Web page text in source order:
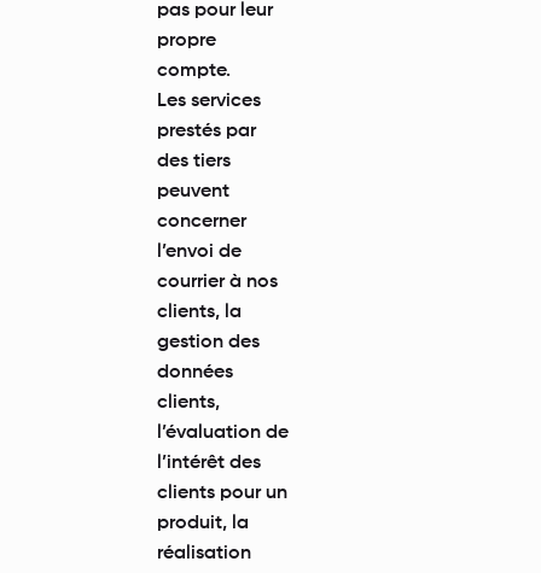
pas pour leur
propre
compte.
Les services
prestés par
des tiers
peuvent
concerner
l’envoi de
courrier à nos
clients, la
gestion des
données
clients,
l’évaluation de
l’intérêt des
clients pour un
produit, la
réalisation